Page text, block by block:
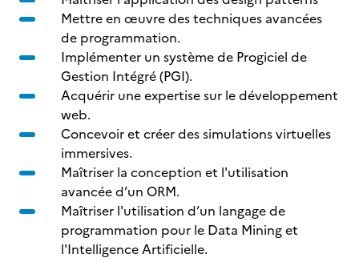
Mettre en œuvre des techniques avancées
de programmation.
Implémenter un système de Progiciel de
Gestion Intégré (PGI).
Acquérir une expertise sur le développement
web.
Concevoir et créer des simulations virtuelles
immersives.
Maîtriser la conception et l'utilisation
avancée d’un ORM.
Maîtriser l'utilisation d’un langage de
programmation pour le Data Mining et
l'Intelligence Artificielle.